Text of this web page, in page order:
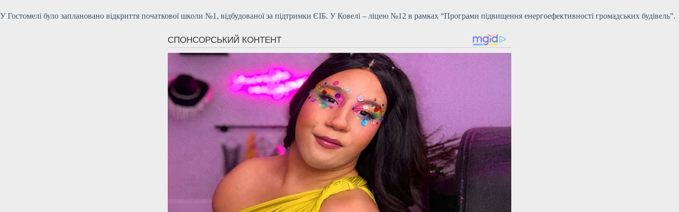
У Гостомелі було заплановано відкриття початкової школи №1, відбудованої за підтримки ЄІБ. У Ковелі – ліцею №12 в рамках “Програми підвищення енергоефективності громадських будівель”.